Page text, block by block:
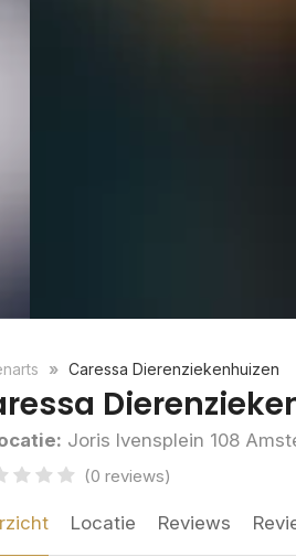
Caressa Dierenziekenhuizen
Joris Ivensplein 108
(0 reviews)
Locatie Reviews